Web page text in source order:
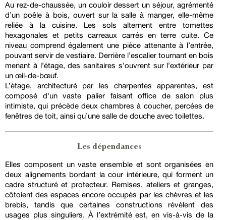
Au rez-de-chaussée, un couloir dessert un séjour, agrémenté
d’un poêle à bois, ouvert sur la salle à manger, elle-même
reliée à la cuisine. Les sols alternent entre tomettes
hexagonales et petits carreaux carrés en terre cuite. Ce
niveau comprend également une pièce attenante à l’entrée,
pouvant servir de vestiaire. Derrière l’escalier tournant en bois
menant à l’étage, des sanitaires s’ouvrent sur l’extérieur par
un œil-de-bœuf.
L’étage, architecturé par les charpentes apparentes, est
composé d'un vaste palier faisant office de salon plus
intimiste, qui précède deux chambres à coucher, percées de
fenêtres de toit, ainsi qu’une salle de douche avec toilettes.
Les dépendances
Elles composent un vaste ensemble et sont organisées en
deux alignements bordant la cour intérieure, qui forment un
cadre structuré et protecteur. Remises, ateliers et granges,
côtoient des espaces encore occupés par les chèvres et les
brebis, tandis que certaines constructions révèlent des
usages plus singuliers. À l’extrémité est, en vis-à-vis de la